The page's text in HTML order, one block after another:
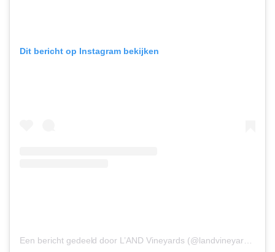
Dit bericht op Instagram bekijken